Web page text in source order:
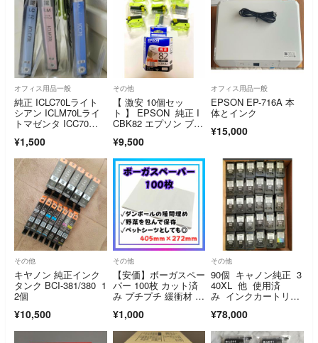
オフィス用品一般
純正 ICLC70Lライト
シアン ICLM70Lライ
トマゼンタ ICC70シ
¥1,500
その他
【 激安 10個セッ
ト 】 EPSON 純正 I
CBK82 エプソン ブラ
¥9,500
オフィス用品一般
EPSON EP-716A 本
体とインク
¥15,000
その他
キヤノン 純正インク
タンク BCI-381/380 1
2個
¥10,500
その他
【安価】ボーガスペー
パー 100枚 カット済
み プチプチ 緩衝材 梱
¥1,000
その他
90個 キャノン純正 3
40XL 他 使用済
み インクカートリッ
¥78,000